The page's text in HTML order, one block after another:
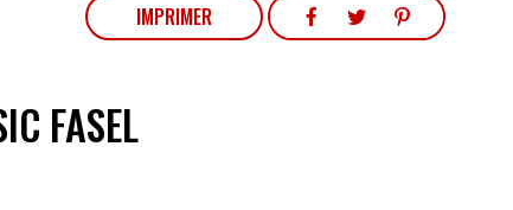
IMPRIMER PARTAGER
PARTAGER
TWEET PINTEREST
FASEL